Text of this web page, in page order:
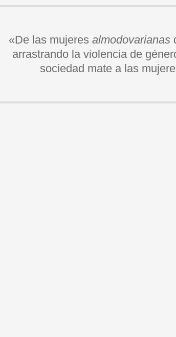
«De las mujeres almodovarianas
arrastrando la violencia de
sociedad mate a las